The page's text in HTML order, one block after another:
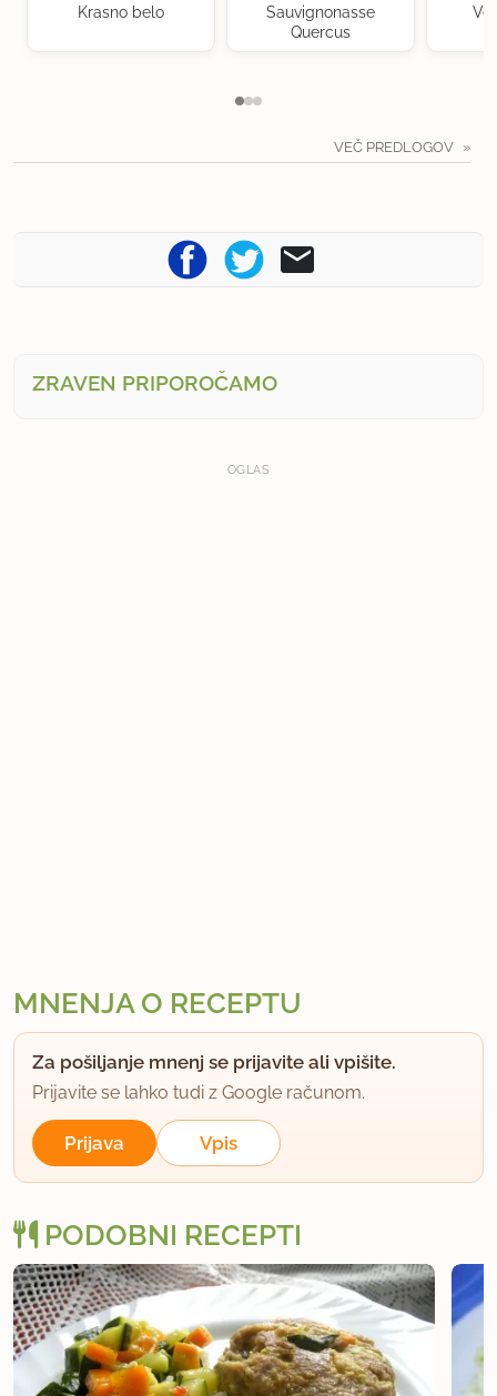
Krasno belo
Sauvignonasse
Quercus
VEČ PREDLOGOV
ZRAVEN PRIPOROČAMO
OGLAS
MNENJA O RECEPTU
Za pošiljanje mnenj se prijavite ali vpišite.
Prijavite se lahko tudi z Google računom.
Prijava Vpis
PODOBNI RECEPTI